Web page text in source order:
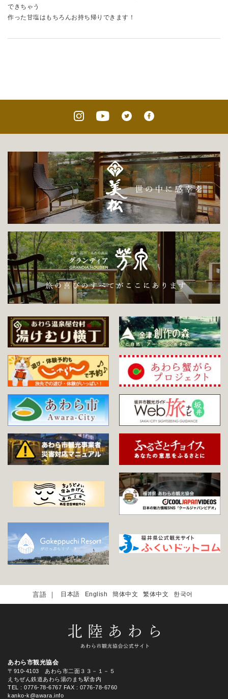
できちゃう
作った甘塩はもちろんお持ち帰りできます！
日本語 English 簡体中文 繁体中文 한국어
あわら市観光協会
〒910-4103 あわら市二面３３－１－５
えちぜん鉄道あわら湯のまち駅舎内
TEL
: 0776-78-6767 FAX : 0776-78-6760
kanko-k@awara.info